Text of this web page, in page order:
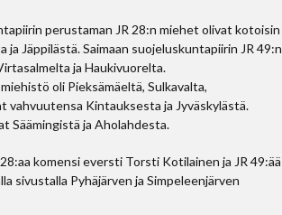
perustaman JR 28:n miehet olivat kotoisin
Jäppilästä. Saimaan suojeluskuntapiirin JR 49:n
ja Haukivuorelta.
oli Pieksämäeltä, Sulkavalta,
vahvuutensa Kintauksesta ja Jyväskylästä.
Säämingistä ja Aholahdesta.
komensi eversti Torsti Kotilainen ja JR 49:ää
sivustalla Pyhäjärven ja Simpeleenjärven